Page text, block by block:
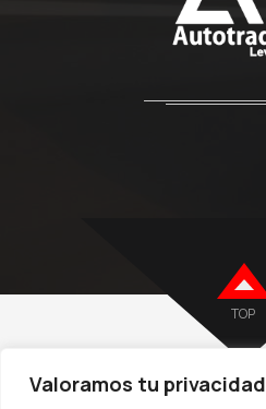
Valoramos tu privacidad
TOP